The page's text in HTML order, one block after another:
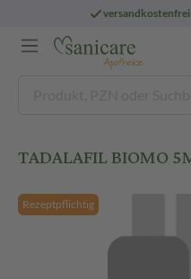
versandkostenfrei
TADALAFIL BIOMO
Rezeptpflichtig